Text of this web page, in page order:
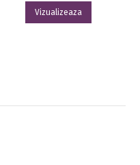
Vizualizeaza